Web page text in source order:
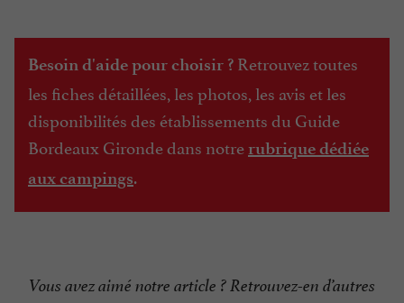
Besoin d'aide pour choisir ? Retrouvez toutes
les fiches détaillées, les photos, les avis et les
disponibilités des établissements du Guide
Bordeaux Gironde dans notre rubrique dédiée
aux campings.
Vous avez aimé notre article ? Retrouvez-en d’autres